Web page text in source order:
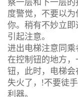
度警觉，不要以
你。稍有不妙立
引起注意。
进出电梯注意同
在控制钮的地方
钮，此时，电梯
失火了，!不要徒
利器。